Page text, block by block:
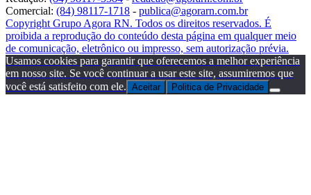
Comercial: (84) 98117-1718 - publica@agorarn.com.br
Copyright Grupo Agora RN. Todos os direitos reservados. É
proibida a reprodução do conteúdo desta página em qualquer meio
de comunicação, eletrônico ou impresso, sem autorização prévia.
Usamos cookies para garantir que oferecemos a melhor experiência
em nosso site. Se você continuar a usar este site, assumiremos que
você está satisfeito com ele. Aceitar Politica de Privacidade